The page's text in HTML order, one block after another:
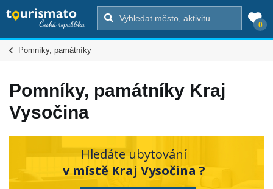
0
Pomníky, památníky
Pomníky, památníky Kraj
Vysočina
Hledáte ubytování
v místě Kraj Vysočina ?